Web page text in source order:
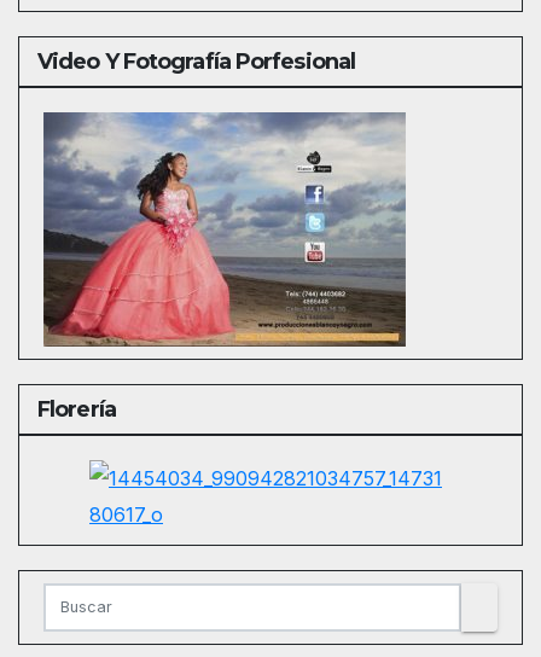
Video Y Fotografía Porfesional
Florería